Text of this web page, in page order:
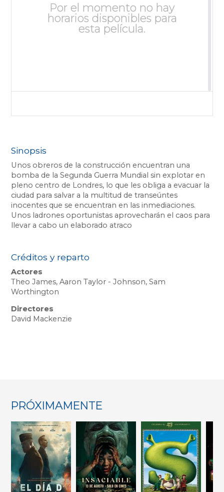
Por el momento no hay
horarios disponibles para
esta película.
Sinopsis
Unos obreros de la construcción encuentran una
bomba de la Segunda Guerra Mundial sin explotar en
pleno centro de Londres, lo que les obliga a evacuar la
ciudad para salvar a la multitud de transeúntes
inocentes que se encuentran en las inmediaciones.
Unos ladrones oportunistas aprovecharán el caos para
llevar a cabo un elaborado atraco
Créditos y reparto
Actores
Theo James, Aaron Taylor - Johnson, Sam
Worthington
Directores
David Mackenzie
PRÓXIMAMENTE